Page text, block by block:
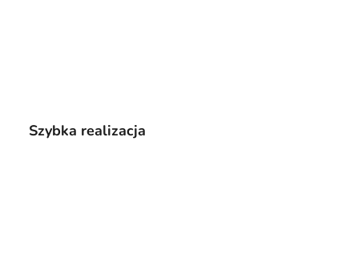
Szybka realizacja